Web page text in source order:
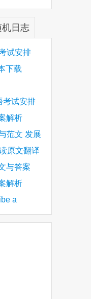
机日志
试安排
下载
考试安排
解析
范文 发展
原文翻译
与答案
解析
a
musician,
的人